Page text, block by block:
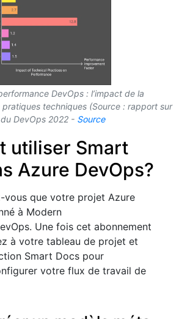
DevOps : l’impact de la
techniques (Source : rapport sur
du DevOps 2022 - Source
utiliser Smart
Azure DevOps?
vous que votre projet Azure
à Modern
Une fois cet abonnement
à votre tableau de projet et
Smart Docs pour
votre flux de travail de